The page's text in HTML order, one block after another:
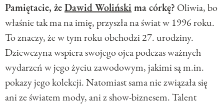
Pamiętacie, żeDawid Woliński ma córkę? Oliwia, bo
właśnie tak ma na imię, przyszła na świat w 1996 roku.
To znaczy, że w tym roku obchodzi 27. urodziny.
Dziewczyna wspiera swojego ojca podczas ważnych
wydarzeń w jego życiu zawodowym, jakimi są m.in.
pokazy jego kolekcji. Natomiast sama nie związała się
ani ze światem mody, ani z show-biznesem. Talent